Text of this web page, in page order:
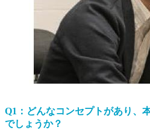
Q1：どんなコンセプトがあり、
でしょうか？